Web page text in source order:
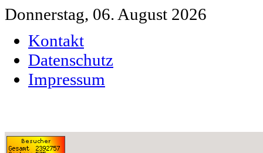
Donnerstag, 06. August 2026
Kontakt
Datenschutz
Impressum